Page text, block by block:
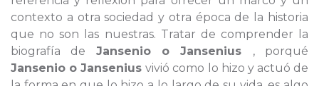
contexto a otra sociedad y otra época de la historia
que no son las nuestras. Tratar de comprender la
biografía de Jansenio o Jansenius , porqué
Jansenio o Janseniusvivió como lo hizo y actuó de